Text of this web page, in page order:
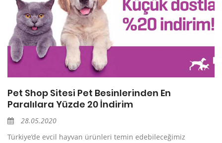
Pet Shop Sitesi Pet Besinlerinden En
Paralılara Yüzde 20 İndirim
28.05.2020
Türkiye’de evcil hayvan ürünleri temin edebileceğimiz